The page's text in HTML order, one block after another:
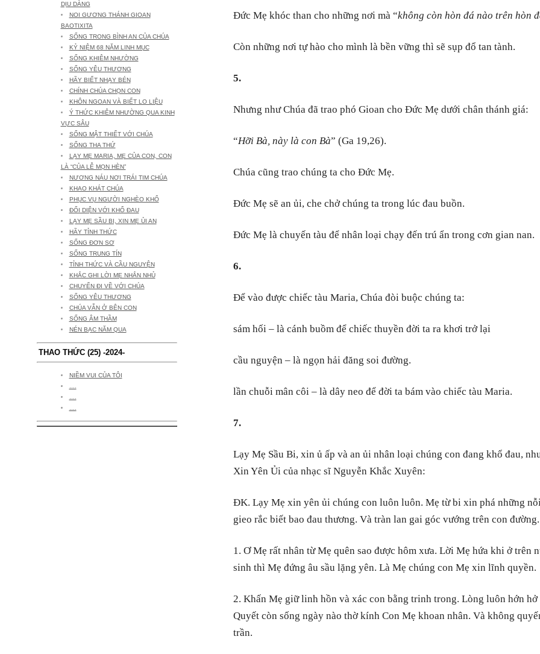
DỊU DÀNG
NOI GƯƠNG THÁNH GIOAN
BAOTIXITA
SỐNG TRONG BÌNH AN CỦA CHÚA
KỶ NIỆM 68 NĂM LINH MỤC
SỐNG KHIÊM NHƯỜNG
SỐNG YÊU THƯƠNG
HÃY BIẾT NHẠY BÉN
CHÍNH CHÚA CHỌN CON
KHÔN NGOAN VÀ BIẾT LO LIỆU
Ý THỨC KHIÊM NHƯỜNG QUA KINH
VỰC SÂU
SỐNG MẬT THIẾT VỚI CHÚA
SỐNG THA THỨ
LẠY MẸ MARIA, MẸ CỦA CON, CON
LÀ “CỦA LỄ MỌN HÈN”
NƯƠNG NÁU NƠI TRÁI TIM CHÚA
KHAO KHÁT CHÚA
PHỤC VỤ NGƯỜI NGHÈO KHỔ
ĐỐI DIỆN VỚI KHỔ ĐAU
LẠY MẸ SẦU BI, XIN MẸ ỦI AN
HÃY TỈNH THỨC
SỐNG ĐƠN SƠ
SỐNG TRUNG TÍN
TỈNH THỨC VÀ CẦU NGUYỆN
KHẮC GHI LỜI MẸ NHẮN NHỦ
CHUYẾN ĐI VỀ VỚI CHÚA
SỐNG YÊU THƯƠNG
CHÚA VẪN Ở BÊN CON
SỐNG ÂM THẦM
NÉN BẠC NĂM QUA
THAO THỨC (25) -2024-
NIỀM VUI CỦA TÔI
Đức Mẹ khóc than cho những nơi mà “không còn hòn đá nào trên hòn
Còn những nơi tự hào cho mình là bền vững thì sẽ sụp đổ tan tành.
5.
Nhưng như Chúa đã trao phó Gioan cho Đức Mẹ dưới chân thánh giá:
“Hỡi Bà, này là con Bà” (Ga 19,26).
Chúa cũng trao chúng ta cho Đức Mẹ.
Đức Mẹ sẽ an ủi, che chở chúng ta trong lúc đau buồn.
Đức Mẹ là chuyến tàu để nhân loại chạy đến trú ẩn trong cơn gian nan.
6.
Để vào được chiếc tàu Maria, Chúa đòi buộc chúng ta:
sám hối – là cánh buồm để chiếc thuyền đời ta ra khơi trở lại
cầu nguyện – là ngọn hải đăng soi đường.
lần chuỗi mân côi – là dây neo để đời ta bám vào chiếc tàu Maria.
7.
Lạy Mẹ Sầu Bi, xin ủ ấp và an ủi nhân loại chúng con đang khổ đau,
Xin Yên Ủi của nhạc sĩ Nguyễn Khắc Xuyên:
ĐK. Lạy Mẹ xin yên ủi chúng con luôn luôn. Mẹ từ bi xin phá những
gieo rắc biết bao đau thương. Và tràn lan gai góc vướng trên con đường.
1. Ơ Mẹ rất nhân từ Mẹ quên sao được hôm xưa. Lời Mẹ hứa khi ở trên
sinh thì Mẹ đứng âu sầu lặng yên. Là Mẹ chúng con Mẹ xin lĩnh quyền.
2. Khấn Mẹ giữ linh hồn và xác con bằng trinh trong. Lòng luôn hớn
Quyết còn sống ngày nào thờ kính Con Mẹ khoan nhân. Và không
trần.